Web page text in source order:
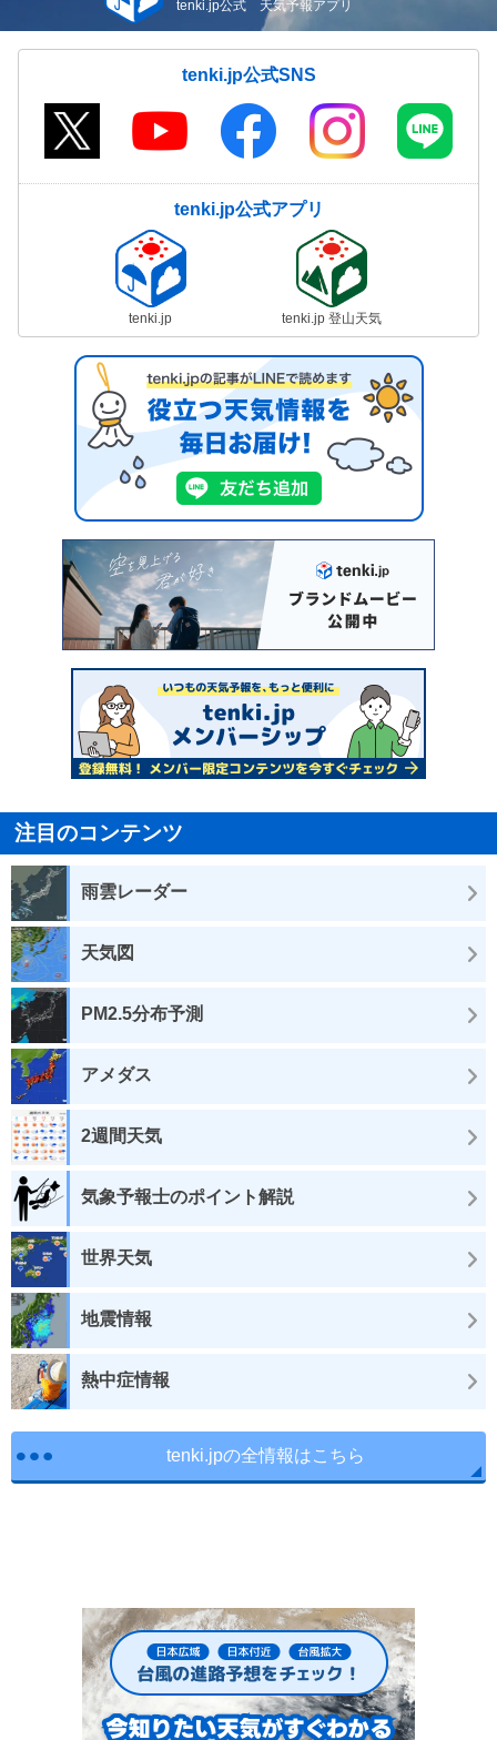
tenki.jp公式 天気予報アプリ
tenki.jp公式SNS
tenki.jp公式アプリ
tenki.jp tenki.jp 登山天気
注目のコンテンツ
雨雲レーダー
天気図
PM2.5分布予測
アメダス
2週間天気
気象予報士のポイント解説
世界天気
地震情報
熱中症情報
tenki.jpの全情報はこちら